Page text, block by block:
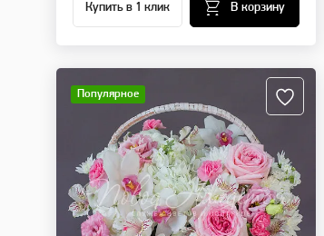
Купить в 1 клик В корзину
Популярное